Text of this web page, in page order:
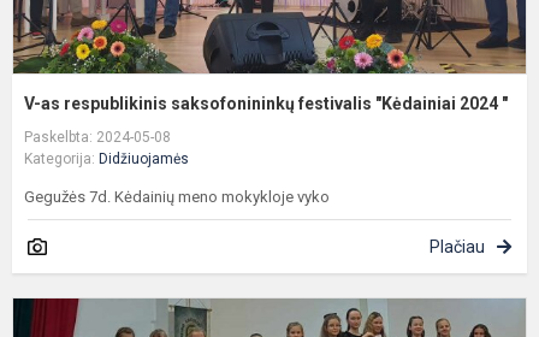
V-as respublikinis saksofonininkų festivalis "Kėdainiai 2024 "
Paskelbta: 2024-05-08
Kategorija: Didžiuojamės
Gegužės 7d. Kėdainių meno mokykloje vyko
Plačiau